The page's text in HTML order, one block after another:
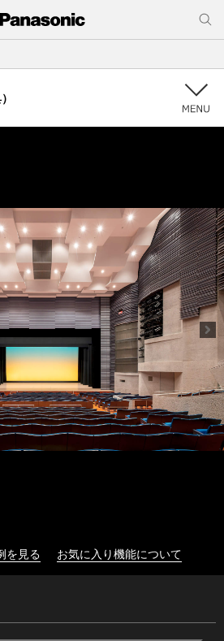
を見る お気に入り機能について